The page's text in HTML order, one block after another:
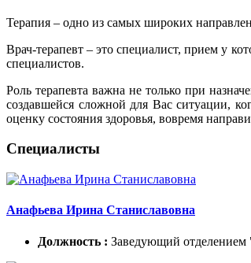
Терапия – одно из самых широких
Врач-терапевт – это специалист, прием у
специалистов.
Роль терапевта важна не только при
создавшейся сложной для Вас ситуации,
оценку состояния здоровья, вовремя
Специалисты
Анафьева Ирина Станиславовна
Должность : Заведующий отделением